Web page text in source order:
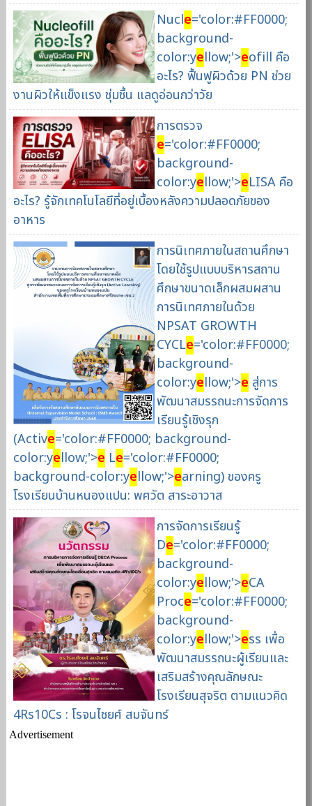
Nucle='color:#FF0000;
background-
color:yellow;'>eofill คือ
อะไร? ฟื้นฟูผิวด้วย PN ช่วย
งานผิวให้แข็งแรง ชุ่มชื้น แลดูอ่อนกว่าวัย
การตรวจ
e='color:#FF0000;
background-
color:yellow;'>eLISA คือ
อะไร? รู้จักเทคโนโลยีที่อยู่เบื้องหลังความปลอดภัยของ
อาหาร
การนิเทศภายในสถานศึกษา
โดยใช้รูปแบบบริหารสถาน
ศึกษาขนาดเล็กผสมผสาน
การนิเทศภายในด้วย
NPSAT GROWTH
CYCLe='color:#FF0000;
background-
color:yellow;'>e สู่การ
พัฒนาสมรรถนะการจัดการ
เรียนรู้เชิงรุก
(Active='color:#FF0000; background-
color:yellow;'>e Le='color:#FF0000;
background-color:yellow;'>earning) ของครู
โรงเรียนบ้านหนองแปน: พศวัต สาระอาวาส
การจัดการเรียนรู้
De='color:#FF0000;
background-
color:yellow;'>eCA
Proce='color:#FF0000;
background-
color:yellow;'>ess เพื่อ
พัฒนาสมรรถนะผู้เรียนและ
เสริมสร้างคุณลักษณะ
โรงเรียนสุจริต ตามแนวคิด
4Rs10Cs : โรจนไชยศ์ สมจันทร์
Advertisement